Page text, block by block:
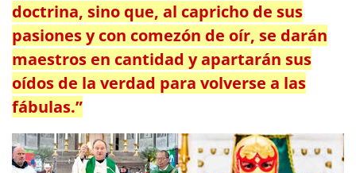
doctrina, sino que, al capricho de sus
pasiones y con comezón de oír, se darán
maestros en cantidad y apartarán sus
oídos de la verdad para volverse a las
fábulas.”